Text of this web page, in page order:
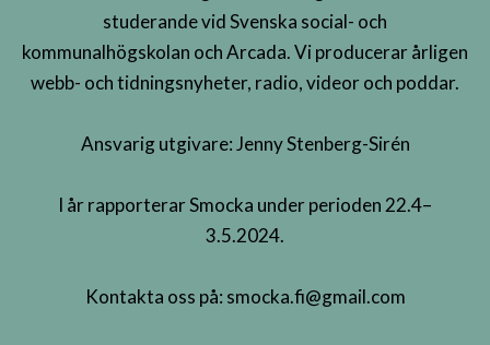
studerande vid Svenska social- och
kommunalhögskolan och Arcada. Vi producerar årligen
webb- och tidningsnyheter, radio, videor och poddar.
Ansvarig utgivare: Jenny Stenberg-Sirén
I år rapporterar Smocka under perioden 22.4–
3.5.2024.
Kontakta oss på: smocka.fi@gmail.com